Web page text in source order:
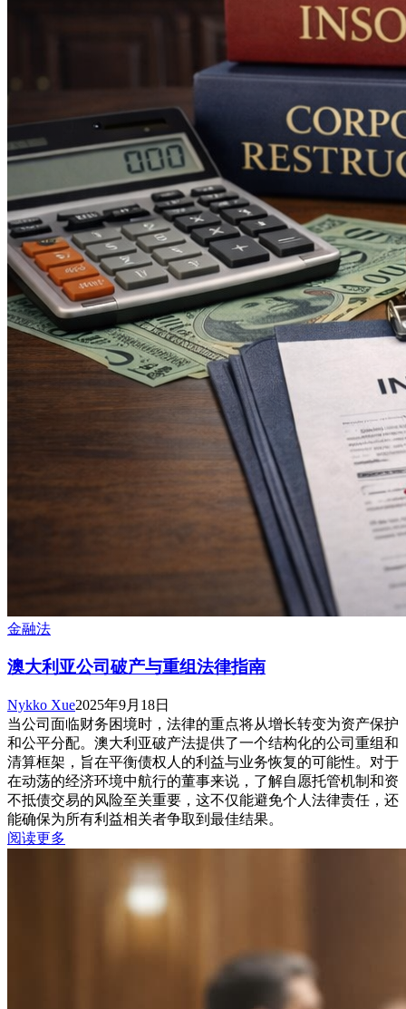
金融法
澳大利亚公司破产与重组法律指南
Nykko Xue2025年9月18日
当公司面临财务困境时，法律的重点将从增长转变为资产保护
和公平分配。澳大利亚破产法提供了一个结构化的公司重组和
清算框架，旨在平衡债权人的利益与业务恢复的可能性。对于
在动荡的经济环境中航行的董事来说，了解自愿托管机制和资
不抵债交易的风险至关重要，这不仅能避免个人法律责任，还
能确保为所有利益相关者争取到最佳结果。
阅读更多